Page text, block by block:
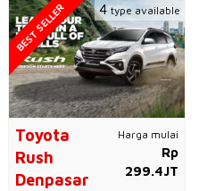
Toyota
Rush
Denpasar
Harga mulai
Rp
299.4JT
BEST SELLER 4type available